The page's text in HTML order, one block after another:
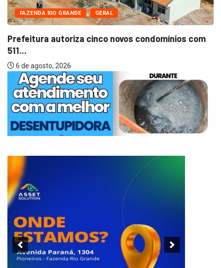
FAZENDA RIO GRANDE GERAL
Prefeitura autoriza cinco novos condomínios com
511...
6 de agosto, 2026